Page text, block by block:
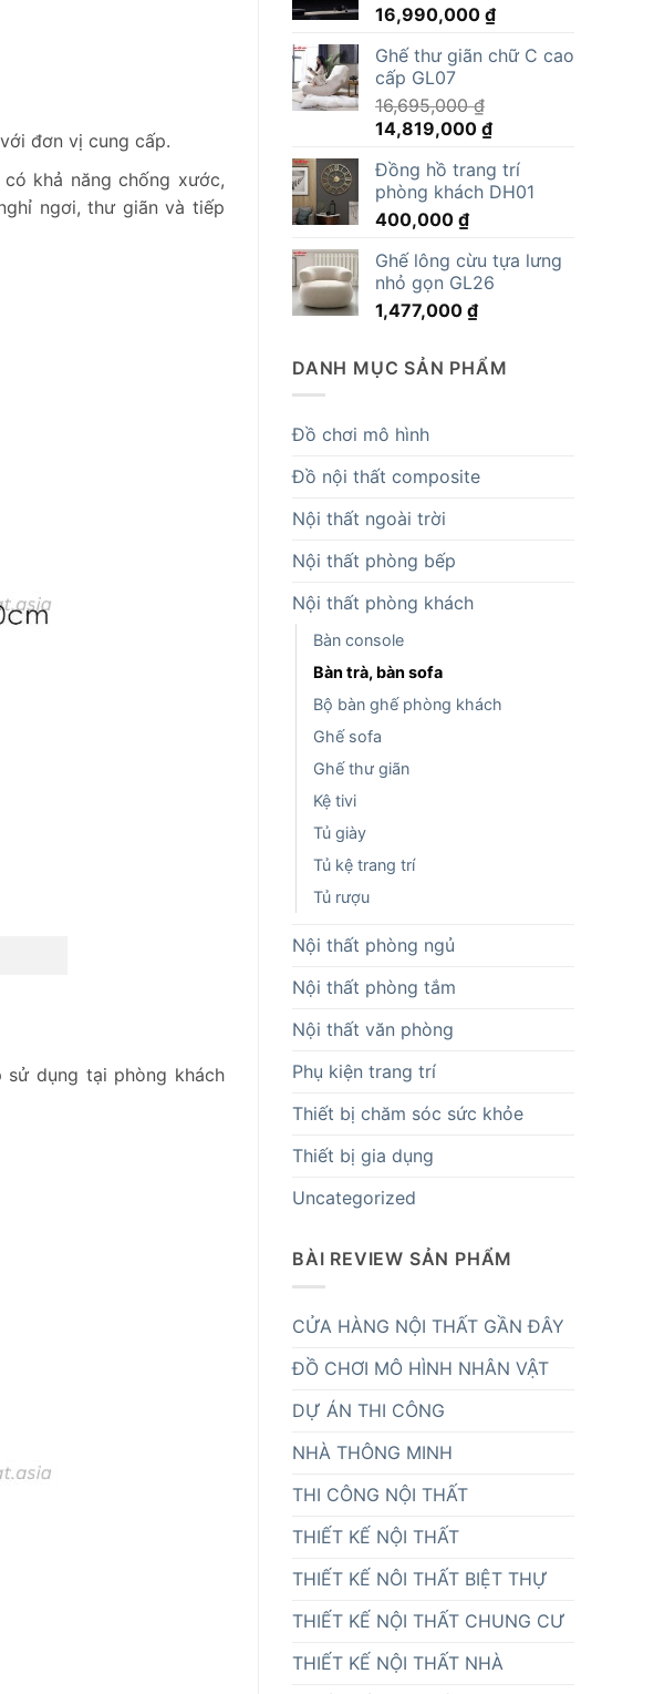
16,990,000 ₫
Ghế thư giãn chữ C cao
cấp GL07
16,695,000₫
Giá
là:
16,695,000 ₫.
14,819,000 ₫Giá
tại
là:
Đồng hồ trang trí
phòng khách DH01
400,000 ₫
Ghế lông cừu tựa lưng
nhỏ gọn GL26
1,477,000 ₫
DANH MỤC SẢN PHẨM
Đồ chơi mô hình
Đồ nội thất composite
Nội thất ngoài trời
Nội thất phòng bếp
Nội thất phòng khách
Bàn console
Bàn trà, bàn sofa
Bộ bàn ghế phòng khách
Ghế sofa
Ghế thư giãn
Kệ tivi
Tủ giày
Tủ kệ trang trí
Tủ rượu
Nội thất phòng ngủ
Nội thất phòng tắm
Nội thất văn phòng
Phụ kiện trang trí
Thiết bị chăm sóc sức khỏe
Thiết bị gia dụng
Uncategorized
BÀI REVIEW SẢN PHẨM
CỬA HÀNG NỘI THẤT GẦN ĐÂY
ĐỒ CHƠI MÔ HÌNH NHÂN VẬT
DỰ ÁN THI CÔNG
NHÀ THÔNG MINH
THI CÔNG NỘI THẤT
THIẾT KẾ NỘI THẤT
THIẾT KẾ NÔI THẤT BIỆT THỰ
THIẾT KẾ NỘI THẤT CHUNG CƯ
THIẾT KẾ NỘI THẤT NHÀ
đơn vị cung cấp.
khả năng chống xước,
ngơi, thư giãn và tiếp
sử dụng tại phòng khách